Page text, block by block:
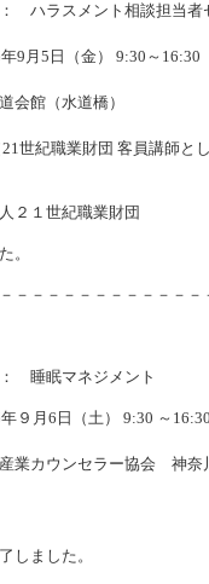
ハラスメント相談担当
9月5日（金） 9:30～16:30
館（水道橋）
世紀職業財団 客員講師とし
２１世紀職業財団
。
－－－－－－－－－－－
睡眠マネジメント
９月6日（土） 9:30 ～16:30
業カウンセラー協会 神
しました。